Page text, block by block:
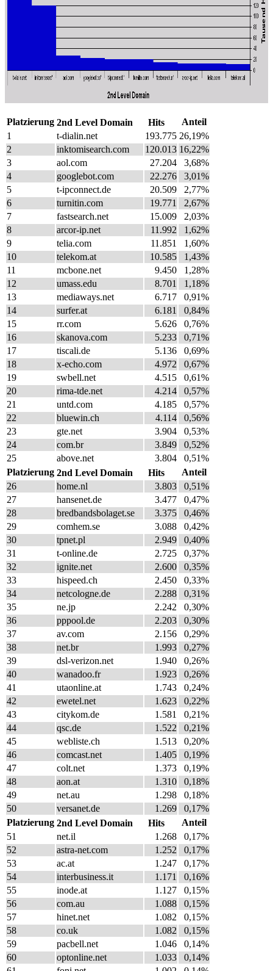
Platzierung 2nd Level Domain Hits
Anteil
1
t-dialin.net 193.775 26,19%
2
inktomisearch.com 120.013 16,22%
3
aol.com 27.204
3,68%
4
googlebot.com 22.276
3,01%
5
t-ipconnect.de 20.509
2,77%
6
turnitin.com 19.771
2,67%
7
fastsearch.net 15.009
2,03%
8
arcor-ip.net 11.992
1,62%
9
telia.com 11.851
1,60%
10
telekom.at 10.585
1,43%
11
mcbone.net 9.450
1,28%
12
umass.edu 8.701
1,18%
13
mediaways.net 6.717
0,91%
14
surfer.at 6.181
0,84%
15
rr.com 5.626
0,76%
16
skanova.com 5.233
0,71%
17
tiscali.de 5.136
0,69%
18
x-echo.com 4.972
0,67%
19
swbell.net 4.515
0,61%
20
rima-tde.net 4.214
0,57%
21
untd.com 4.185
0,57%
22
bluewin.ch 4.114
0,56%
23
gte.net 3.904
0,53%
24
com.br 3.849
0,52%
25
above.net 3.804
0,51%
Platzierung 2nd Level Domain Hits
Anteil
26
home.nl 3.803
0,51%
27
hansenet.de 3.477
0,47%
28
bredbandsbolaget.se 3.375
0,46%
29
comhem.se 3.088
0,42%
30
tpnet.pl 2.949
0,40%
31
t-online.de 2.725
0,37%
32
ignite.net 2.600
0,35%
33
hispeed.ch 2.450
0,33%
34
netcologne.de 2.288
0,31%
35
ne.jp 2.242
0,30%
36
pppool.de 2.203
0,30%
37
av.com 2.156
0,29%
38
net.br 1.993
0,27%
39
dsl-verizon.net 1.940
0,26%
40
wanadoo.fr 1.923
0,26%
41
utaonline.at 1.743
0,24%
42
ewetel.net 1.623
0,22%
43
citykom.de 1.581
0,21%
44
qsc.de 1.522
0,21%
45
webliste.ch 1.513
0,20%
46
comcast.net 1.405
0,19%
47
colt.net 1.373
0,19%
48
aon.at 1.310
0,18%
49
net.au 1.298
0,18%
50
versanet.de 1.269
0,17%
Platzierung 2nd Level Domain Hits
Anteil
51
net.il 1.268
0,17%
52
astra-net.com 1.252
0,17%
53
ac.at 1.247
0,17%
54
interbusiness.it 1.171
0,16%
55
inode.at 1.127
0,15%
56
com.au 1.088
0,15%
57
hinet.net 1.082
0,15%
58
co.uk 1.082
0,15%
59
pacbell.net 1.046
0,14%
60
optonline.net 1.033
0,14%